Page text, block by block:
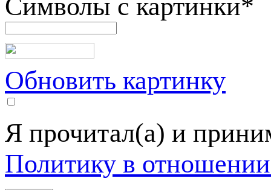
Символы с картинки*
Обновить картинку
Я прочитал(а) и
Политику в